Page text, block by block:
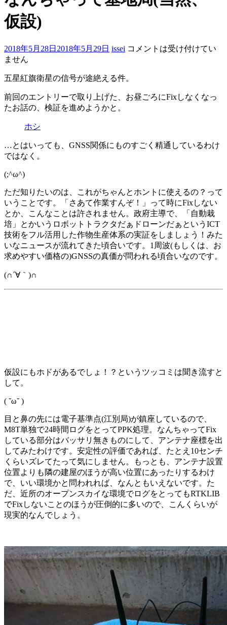
仮設)
2018年5月28日 2018年5月29日 issei コメントは受け付けてい
ません
五星紅旗衛星の信号が途絶える件。
前回のエントリーで取り上げた、お昼ごろにFixしなくなっ
たお話の、検証を進めようかと。
ホシ
…とはいっても、GNSS関係にものすごく精通しているわけ
ではなく。
(;^ω^)
ただ知りたいのは、これがちゃんとホントに使えるの？って
いうことです。「さあて作業すんぞ！」って時にFixしない
とか、こんなことは許されません。政府主導で、「自動栽
培」とかいうロボットトラクタだぁドローンだぁというICT
技術をフル活用した作物生産体系の実証をしましょう！みた
いなニュースが流れてきた頃合いです。1周波(もしくは、お
求めやすい価格の)GNSSの真価が問われる頃合いなのです。
(∩´∀｀)∩
仮設にもホドがあるでしょ！？というツッコミは聞き流すと
して。
( ˘ω˘ )
目と鼻の先には電子基準点(江別局)が鎮座しているので、
M8T単独で24時間ログをとってPPK処理。なんちゃってFix
している部分はバッサリ無きものにして、アンテナ座標を出
してみたわけです。安定性の評価であれば、たとえ10センチ
くらいズレてたって気にしません。もっとも、アンテナ設置
位置よりも隣の建屋のほうが高い位置にあったりするわけ
で、いい環境かと問われれば、なんともいえないです。た
だ、近所のオープンスカイな環境でログをとってもRTKLIB
でFixしないことのほうが圧倒的に多いので、こんくらいが
現実的なんでしょう。